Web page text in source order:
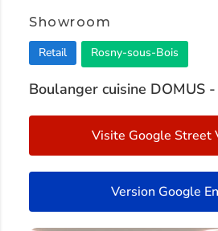
Showroom
Retail
Rosny-sous-Bois
Boulanger cuisine DOMUS
Visite Google Street
Version Google